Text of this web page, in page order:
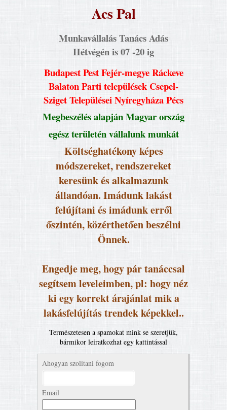
Acs Pal
Munkavállalás Tanács Adás
Hétvégén is 07 -20 ig
Budapest Pest Fejér-megye Ráckeve
Balaton Parti települések Csepel-
Sziget Települései Nyíregyháza Pécs
Megbeszélés alapján Magyar ország
egész területén vállalunk munkát
Költséghatékony képes
módszereket, rendszereket
keresünk és alkalmazunk
állandóan. Imádunk lakást
felújítani és imádunk erről
őszintén, közérthetően beszélni
Önnek.
Engedje meg, hogy pár tanáccsal
segítsem leveleimben, pl: hogy néz
ki egy korrekt árajánlat mik a
lakásfelújítás trendek képekkel..
Természetesen a spamokat mink se szeretjük,
bármikor leíratkozhat egy kattintással
Ahogyan szolitani fogom
Email